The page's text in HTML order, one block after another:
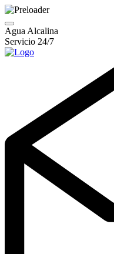
Agua Alcalina
Servicio 24/7